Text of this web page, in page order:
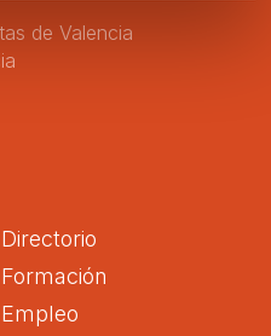
de Valencia
Directorio
Formación
Empleo